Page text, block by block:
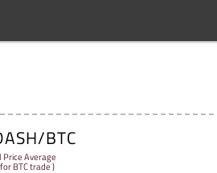
BTC
Price Average
BTC trade )